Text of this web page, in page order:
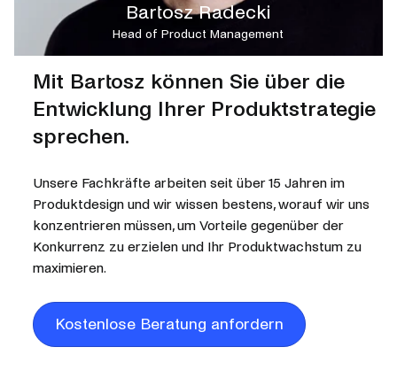
Bartosz Radecki
Head of Product Management
Mit Bartosz können Sie über die
Entwicklung Ihrer Produktstrategie
sprechen.
Unsere Fachkräfte arbeiten seit über 15 Jahren im
Produktdesign und wir wissen bestens, worauf wir uns
konzentrieren müssen, um Vorteile gegenüber der
Konkurrenz zu erzielen und Ihr Produktwachstum zu
maximieren.
Kostenlose Beratung anfordern